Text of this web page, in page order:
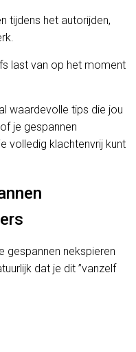
tijdens het autorijden,
last van op het moment
waardevolle tips die jou
je gespannen
volledig klachtenvrij kunt
gespannen nekspieren
dat je dit ”vanzelf